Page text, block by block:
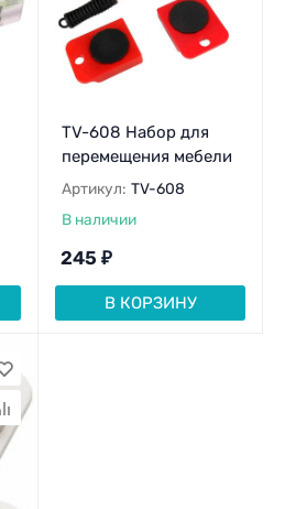
TV-608 Набор для
перемещения мебели
Артикул: TV-608
В наличии
245 ₽
В КОРЗИНУ